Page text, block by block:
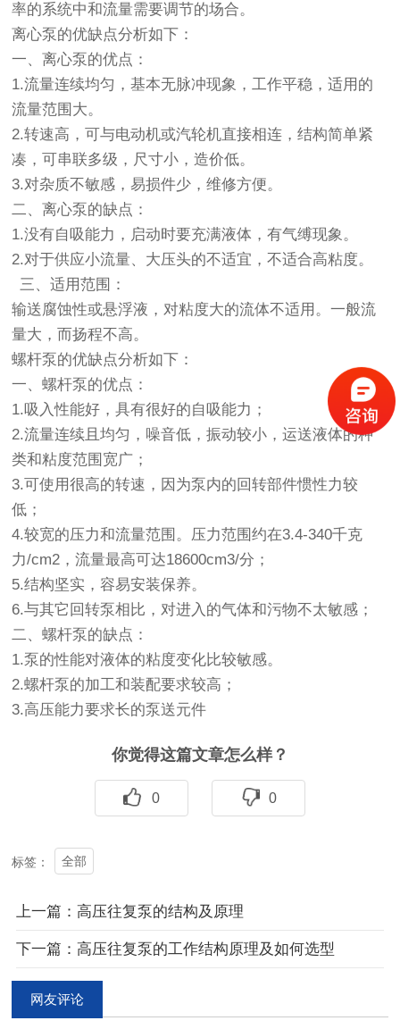
率的系统中和流量需要调节的场合。
离心泵的优缺点分析如下：
一、离心泵的优点：
1.流量连续均匀，基本无脉冲现象，工作平稳，适用的
流量范围大。
2.转速高，可与电动机或汽轮机直接相连，结构简单紧
凑，可串联多级，尺寸小，造价低。
3.对杂质不敏感，易损件少，维修方便。
二、离心泵的缺点：
1.没有自吸能力，启动时要充满液体，有气缚现象。
2.对于供应小流量、大压头的不适宜，不适合高粘度。
三、适用范围：
输送腐蚀性或悬浮液，对粘度大的流体不适用。一般流
量大，而扬程不高。
螺杆泵的优缺点分析如下：
一、螺杆泵的优点：
1.吸入性能好，具有很好的自吸能力；
2.流量连续且均匀，噪音低，振动较小，运送液体的种
类和粘度范围宽广；
3.可使用很高的转速，因为泵内的回转部件惯性力较
低；
4.较宽的压力和流量范围。压力范围约在3.4-340千克
力/cm2，流量最高可达18600cm3/分；
5.结构坚实，容易安装保养。
6.与其它回转泵相比，对进入的气体和污物不太敏感；
二、螺杆泵的缺点：
1.泵的性能对液体的粘度变化比较敏感。
2.螺杆泵的加工和装配要求较高；
3.高压能力要求长的泵送元件
你觉得这篇文章怎么样？
0 0
标签： 全部
上一篇：高压往复泵的结构及原理
下一篇：高压往复泵的工作结构原理及如何选型
网友评论